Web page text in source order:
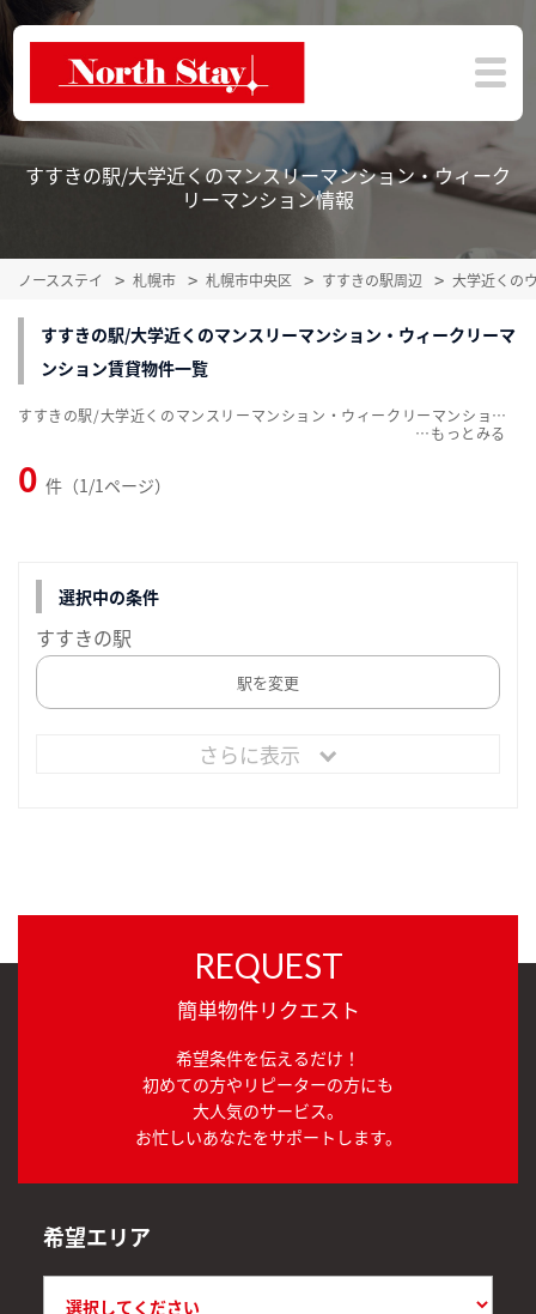
すすきの駅/大学近くのマンスリーマンション・ウィーク
リーマンション情報
ノースステイ 札幌市 札幌市中央区 すすきの駅周辺 大学近くの
すすきの駅/大学近くのマンスリーマンション・ウィークリーマ
ンション賃貸物件一覧
0 件（1/1ページ）
すすきの駅/大学近くのマンスリーマンション・ウィークリーマンション賃貸物件一覧を掲載中。敷金・礼金無料、家具・家電付をご紹介。こだわり条件での絞込みも簡単！
…
選択中の条件
すすきの駅
駅を変更
さらに表示
REQUEST
簡単物件リクエスト
希望条件を伝えるだけ！
初めての方やリピーターの方にも
大人気のサービス。
お忙しいあなたをサポートします。
希望エリア